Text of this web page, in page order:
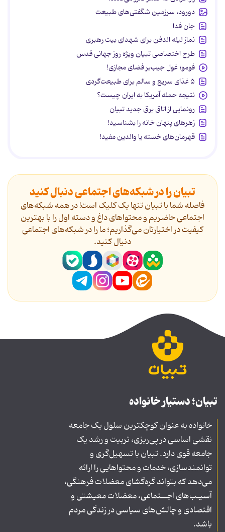
دورود، سرزمین شگفتی‌های طبیعت
جان فدا
نماز لیله الدفن برای شهدای بیت رهبری
طرح اختصاصی تبیان ویژه روز جهانی قدس
فومو؛ غول جیب‌بر فضای مجازی!
۵ غذای سریع و سالم برای طبیعت‌گردی
نتیجه حمله آمریکا به ایران چیست؟
رونمایی از اتاق برق جدید تبیان
زهرهای پنهان خانه را بشناسید!
قهرمان‌های خسته یا والدین مفید!
تبیان را در شبکه‌های اجتماعی دنبال کنید
فاصله شما با تبیان تنها یک کلیک است! در همه شبکه‌های
اجتماعی حاضریم و محتواهای داغ و دسته اول را با بهترین
کیفیت در اختیارتان می‌گذاریم؛ ما را در شبکه‌های اجتماعی
دنیال کنید.
تبیان؛ دستیار خانواده
خانواده به عنوان کوچکترین سلول یک جامعه
نقشی اساسی در پی‌ریزی، تربیت و رشد یک
جامعه قوی دارد. تبیان با تسهیل‌گری و
توانمندسازی، خدمات و محتواهایی را ارائه
می‌دهد که بتواند گره‌گشای معضلات فرهنگی،
آسیـب‌های اجــتماعی، معضلات معیشتی و
اقتصادی و چالش‌های سیاسی در زندگی مردم
باشد.